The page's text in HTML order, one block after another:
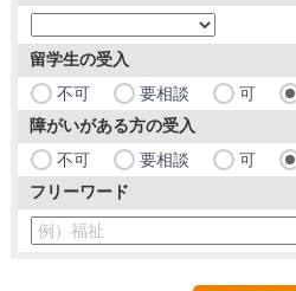
留学生の受入
不可
要相談 可
障がいがある方の受入
不可
要相談 可
フリーワード